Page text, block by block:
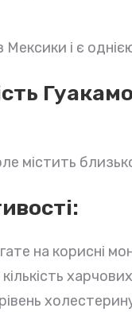
і є
містить
на корисні